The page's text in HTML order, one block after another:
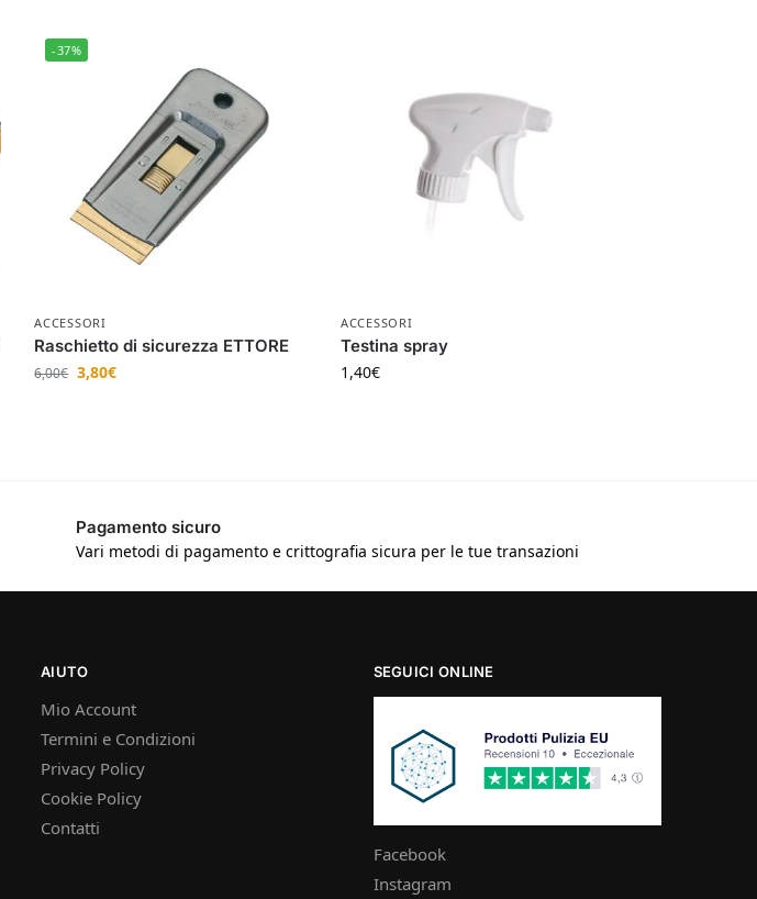
-37%
ACCESSORI
Raschietto di sicurezza ETTORE
6,00€ 3,80€
ACCESSORI
Testina spray
1,40€
Pagamento sicuro
Vari metodi di pagamento e crittografia sicura per le tue transazioni
AIUTO
Mio Account
Termini e Condizioni
Privacy Policy
Cookie Policy
Contatti
SEGUICI ONLINE
Facebook
Instagram